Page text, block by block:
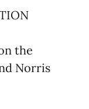
the
Norris